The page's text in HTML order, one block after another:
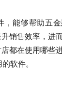
，能够帮助五
销售效率，进
都在使用哪些
软件。